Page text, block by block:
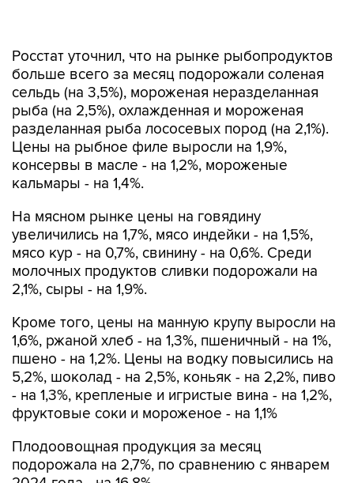
сельдь (на 3,5%), мороженая неразделанная
рыба (на 2,5%), охлажденная и мороженая
разделанная рыба лососевых пород (на 2,1%).
Цены на рыбное филе выросли на 1,9%,
консервы в масле - на 1,2%, мороженые
кальмары - на 1,4%.
На мясном рынке цены на говядину
мясо кур - на 0,7%, свинину - на 0,6%. Среди
молочных продуктов сливки подорожали на
2,1%, сыры - на 1,9%.
Кроме того, цены на манную крупу выросли на
пшено - на 1,2%. Цены на водку повысились на
5,2%, шоколад - на 2,5%, коньяк - на 2,2%, пиво
- на 1,3%, крепленые и игристые вина - на 1,2%,
фруктовые соки и мороженое - на 1,1%
Плодоовощная продукция за месяц
2024 года - на 16,8%.